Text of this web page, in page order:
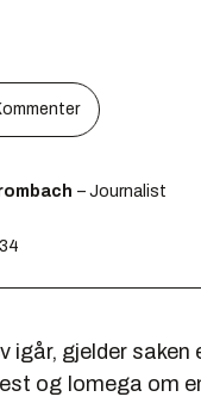
– Journalist
igår, gjelder saken
og Iomega om